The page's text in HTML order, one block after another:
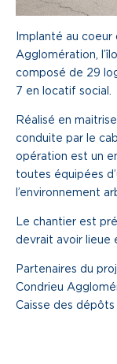
Implanté au
Agglomération,
composé de 29
7 en locatif social.
Réalisé en
conduite par le
opération est un
toutes équipées
l’environnement
Le chantier est
devrait avoir lieue
Partenaires du
Condrieu
Caisse des